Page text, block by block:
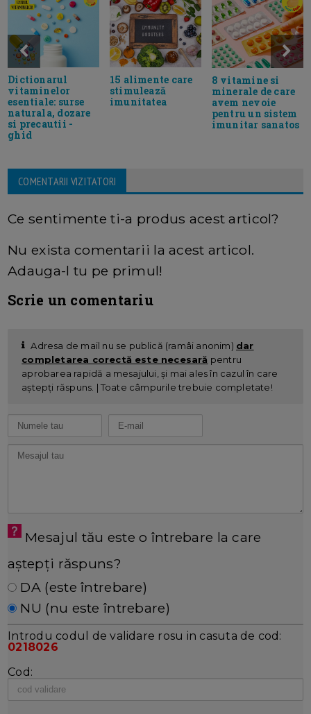
Dictionarul
vitaminelor
esentiale: surse
naturala, dozare
si precautii -
ghid
15 alimente care
stimulează
imunitatea
8 vitamine si
minerale de care
avem nevoie
pentru un sistem
imunitar sanatos
COMENTARII VIZITATORI
Ce sentimente ti-a produs acest articol?
Nu exista comentarii la acest articol.
Adauga-l tu pe primul!
Scrie un comentariu
Adresa de mail nu se publică (ramâi anonim) dar
completarea corectă este necesară pentru
aprobarea rapidă a mesajului, și mai ales în cazul în care
aștepți răspuns. | Toate câmpurile trebuie completate!
Mesajul tău este o întrebare la care
aștepți răspuns?
DA (este întrebare)
NU (nu este întrebare)
Introdu codul de validare rosu in casuta de cod:
0218026
Cod: